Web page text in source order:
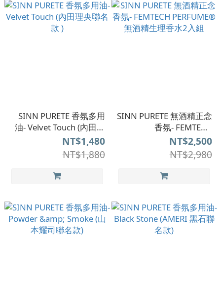
SINN PURETE 香氛多用
油- Velvet Touch (內田理
央聯名款 )
NT$1,480
NT$1,880
SINN PURETE 無酒精正念
香氛- FEMTECH
PERFUME® 無酒精生理香
水2入組
NT$2,500
NT$2,980